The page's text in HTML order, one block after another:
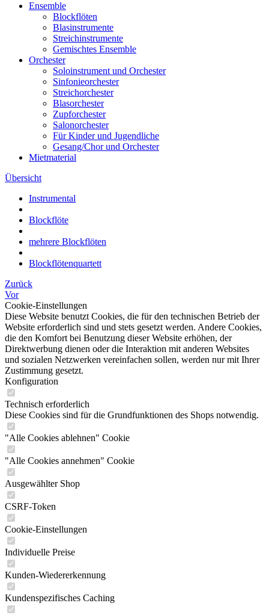
Ensemble
Blockflöten
Blasinstrumente
Streichinstrumente
Gemischtes Ensemble
Orchester
Soloinstrument und Orchester
Sinfonieorchester
Streichorchester
Blasorchester
Zupforchester
Salonorchester
Für Kinder und Jugendliche
Gesang/Chor und Orchester
Mietmaterial
Übersicht
Instrumental
Blockflöte
mehrere Blockflöten
Blockflötenquartett
Zurück
Vor
Cookie-Einstellungen
Diese Website benutzt Cookies, die für den technischen Betrieb der
Website erforderlich sind und stets gesetzt werden. Andere Cookies,
die den Komfort bei Benutzung dieser Website erhöhen, der
Direktwerbung dienen oder die Interaktion mit anderen Websites
und sozialen Netzwerken vereinfachen sollen, werden nur mit Ihrer
Zustimmung gesetzt.
Konfiguration
Technisch erforderlich
Diese Cookies sind für die Grundfunktionen des Shops notwendig.
"Alle Cookies ablehnen" Cookie
"Alle Cookies annehmen" Cookie
Ausgewählter Shop
CSRF-Token
Cookie-Einstellungen
Individuelle Preise
Kunden-Wiedererkennung
Kundenspezifisches Caching